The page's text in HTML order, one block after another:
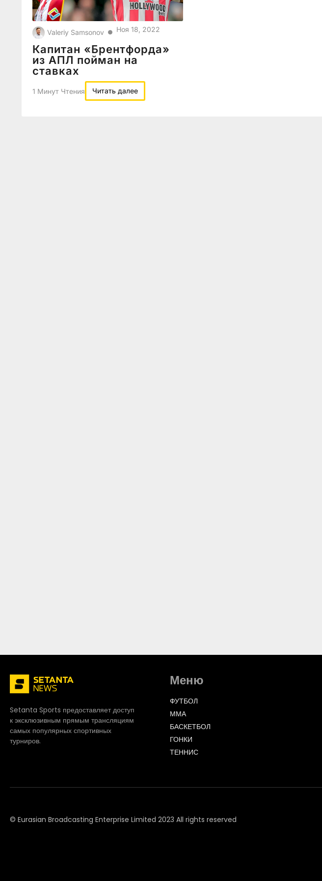
Valeriy Samsonov ● Ноя 18, 2022
Капитан «Брентфорда»
из АПЛ пойман на
ставках
1 Минут Чтения Читать далее
Setanta Sports предоставляет доступ
к эксклюзивным прямым трансляциям
самых популярных спортивных
турниров.
Меню
ФУТБОЛ
ММА
БАСКЕТБОЛ
ГОНКИ
ТЕННИС
© Eurasian Broadcasting Enterprise Limited 2023 All rights reserved